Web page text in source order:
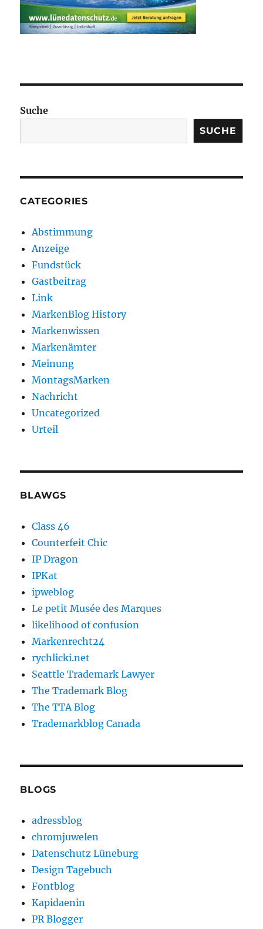
Suche
SUCHE
CATEGORIES
Abstimmung
Anzeige
Fundstück
Gastbeitrag
Link
MarkenBlog History
Markenwissen
Markenämter
Meinung
MontagsMarken
Nachricht
Uncategorized
Urteil
BLAWGS
Class 46
Counterfeit Chic
IP Dragon
IPKat
ipweblog
Le petit Musée des Marques
likelihood of confusion
Markenrecht24
rychlicki.net
Seattle Trademark Lawyer
The Trademark Blog
The TTA Blog
Trademarkblog Canada
BLOGS
adressblog
chromjuwelen
Datenschutz Lüneburg
Design Tagebuch
Fontblog
Kapidaenin
PR Blogger